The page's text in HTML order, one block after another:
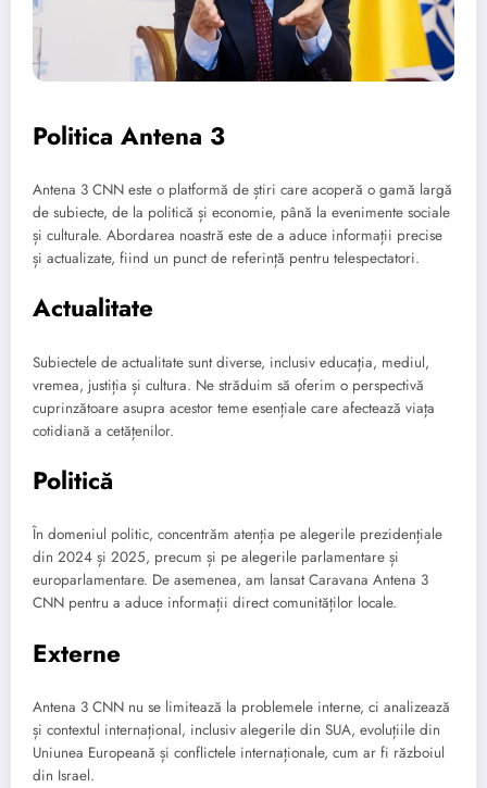
Politica Antena 3
Antena 3 CNN este o platformă de știri care acoperă o gamă largă
de subiecte, de la politică și economie, până la evenimente sociale
și culturale. Abordarea noastră este de a aduce informații precise
și actualizate, fiind un punct de referință pentru telespectatori.
Actualitate
Subiectele de actualitate sunt diverse, inclusiv educația, mediul,
vremea, justiția și cultura. Ne străduim să oferim o perspectivă
cuprinzătoare asupra acestor teme esențiale care afectează viața
cotidiană a cetățenilor.
Politică
În domeniul politic, concentrăm atenția pe alegerile prezidențiale
din 2024 și 2025, precum și pe alegerile parlamentare și
europarlamentare. De asemenea, am lansat Caravana Antena 3
CNN pentru a aduce informații direct comunităților locale.
Externe
Antena 3 CNN nu se limitează la problemele interne, ci analizează
și contextul internațional, inclusiv alegerile din SUA, evoluțiile din
Uniunea Europeană și conflictele internaționale, cum ar fi războiul
din Israel.